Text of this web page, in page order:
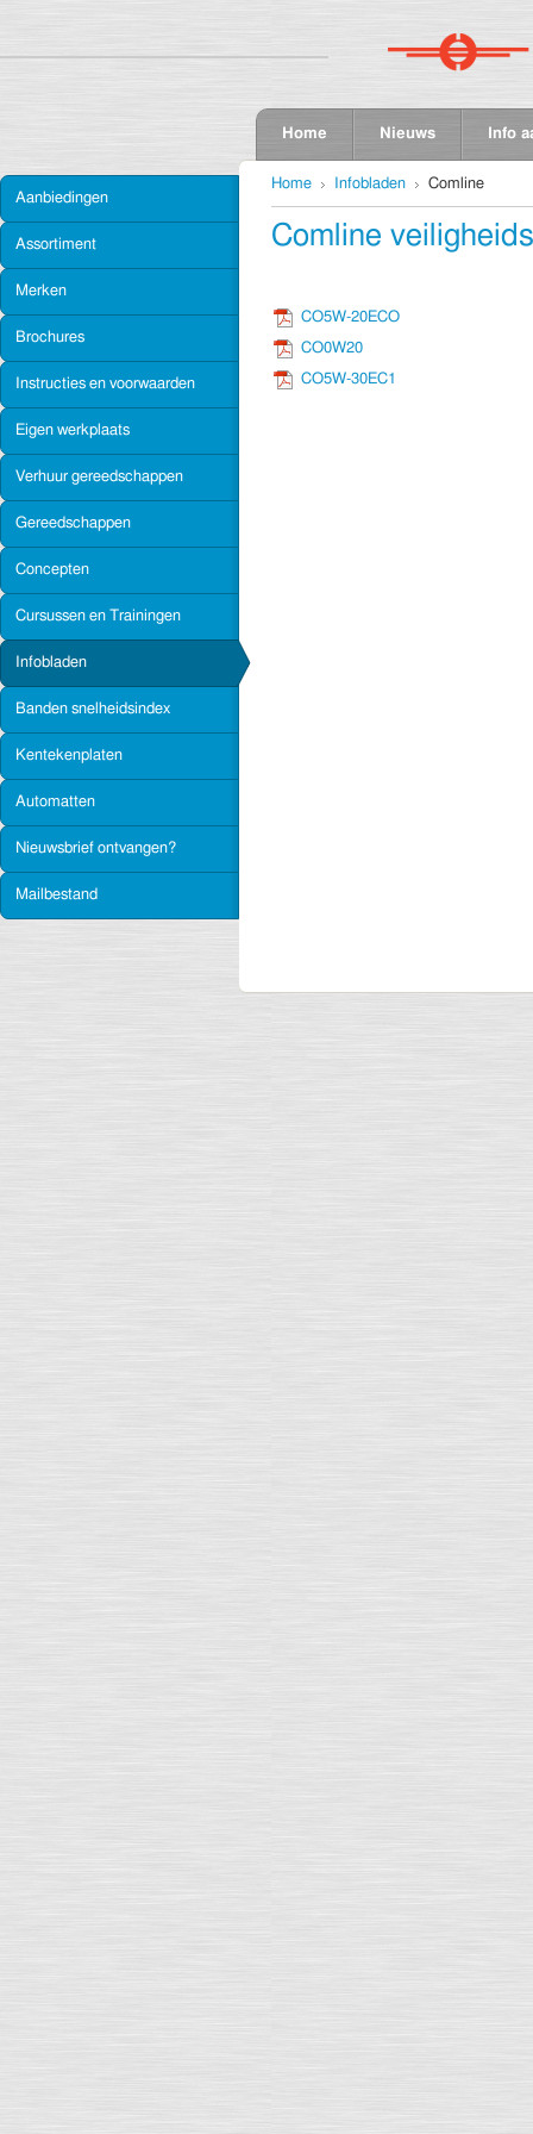
Home Nieuws Info
Aanbiedingen
Assortiment
Merken
Brochures
Instructies en voorwaarden
Eigen werkplaats
Verhuur gereedschappen
Gereedschappen
Concepten
Cursussen en Trainingen
Infobladen
Banden snelheidsindex
Kentekenplaten
Automatten
Nieuwsbrief ontvangen?
Mailbestand
Home Infobladen Comline
Comline
CO5W-20ECO
CO0W20
CO5W-30EC1